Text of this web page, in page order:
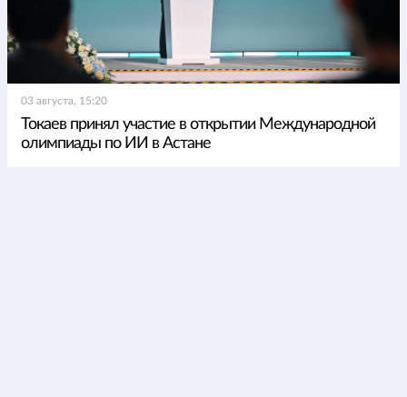
03 августа, 15:20
Токаев принял участие в открытии Международной
олимпиады по ИИ в Астане